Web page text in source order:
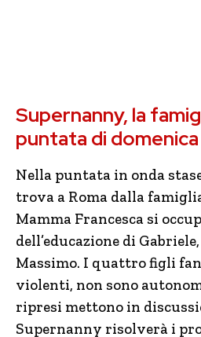
Supernanny, la
puntata di
Nella puntata in onda
trova a Roma dalla
Mamma Francesca si
dell’educazione di
Massimo. I quattro figli
violenti, non sono
ripresi mettono in
Supernanny risolverà i